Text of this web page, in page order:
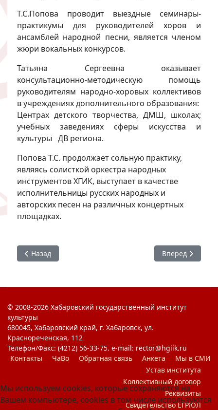
Т.С.Попова проводит выездные семинары-
практикумы для руководителей хоров и
ансамблей народной песни, является членом
жюри вокальных конкурсов.
Татьяна Сергеевна оказывает
консультационно-методическую помощь
руководителям народно-хоровых коллективов
в учреждениях дополнительного образования:
Центрах детского творчества, ДМШ, школах;
учебных заведениях сферы искусства и
культуры ДВ региона.
Попова Т.С. продолжает сольную практику,
являясь солисткой оркестра народных
инструментов ХГИК, выступает в качестве
исполнительницы русских народных и
авторских песен на различных концертных
площадках.
Предыдущий: Семенова Н. Ф.
Назад Следующий:
Вперед
© 2008-2026 Хабаровский государственный институт
культуры
680045, Хабаровский край, г. Хабаровск, ул.
Краснореченская, 112
Телефон/Факс: (4212) 56-33-75. e-mail: rector@hgiik.ru
Контакты
ЧаВо Обратная связь Анкета
Мы в СМИ
Устав института
Коллективный договор
Реквизиты
Свидетельство ЕГРЮЛ
Мы используем cookies, которые сохраняются на
Вашем компьютере, cookies в том числе используются